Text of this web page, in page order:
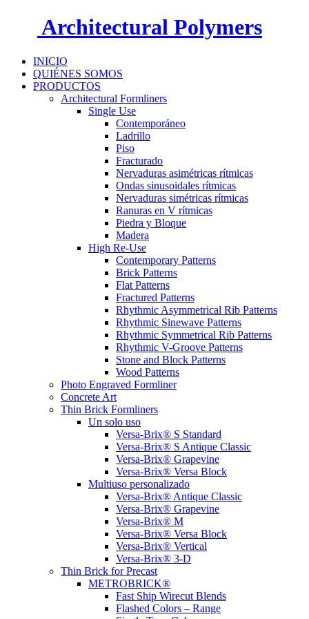
Architectural Polymers
INICIO
QUIÉNES SOMOS
PRODUCTOS
Architectural Formliners
Single Use
Contemporáneo
Ladrillo
Piso
Fracturado
Nervaduras asimétricas rítmicas
Ondas sinusoidales rítmicas
Nervaduras simétricas rítmicas
Ranuras en V rítmicas
Piedra y Bloque
Madera
High Re-Use
Contemporary Patterns
Brick Patterns
Flat Patterns
Fractured Patterns
Rhythmic Asymmetrical Rib Patterns
Rhythmic Sinewave Patterns
Rhythmic Symmetrical Rib Patterns
Rhythmic V-Groove Patterns
Stone and Block Patterns
Wood Patterns
Photo Engraved Formliner
Concrete Art
Thin Brick Formliners
Un solo uso
Versa-Brix® S Standard
Versa-Brix® S Antique Classic
Versa-Brix® Grapevine
Versa-Brix® Versa Block
Multiuso personalizado
Versa-Brix® Antique Classic
Versa-Brix® Grapevine
Versa-Brix® M
Versa-Brix® Versa Block
Versa-Brix® Vertical
Versa-Brix® 3-D
Thin Brick for Precast
METROBRICK®
Fast Ship Wirecut Blends
Flashed Colors – Range